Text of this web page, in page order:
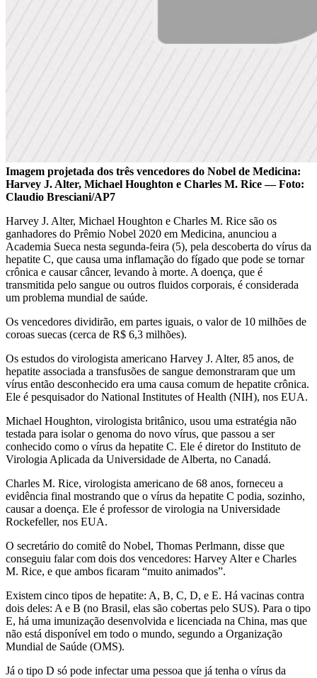
Imagem projetada dos três vencedores do Nobel de Medicina:
Harvey J. Alter, Michael Houghton e Charles M. Rice — Foto:
Claudio Bresciani/AP7
Harvey J. Alter, Michael Houghton e Charles M. Rice são os
ganhadores do Prêmio Nobel 2020 em Medicina, anunciou a
Academia Sueca nesta segunda-feira (5), pela descoberta do vírus da
hepatite C, que causa uma inflamação do fígado que pode se tornar
crônica e causar câncer, levando à morte. A doença, que é
transmitida pelo sangue ou outros fluidos corporais, é considerada
um problema mundial de saúde.
Os vencedores dividirão, em partes iguais, o valor de 10 milhões de
coroas suecas (cerca de R$ 6,3 milhões).
Os estudos do virologista americano Harvey J. Alter, 85 anos, de
hepatite associada a transfusões de sangue demonstraram que um
vírus então desconhecido era uma causa comum de hepatite crônica.
Ele é pesquisador do National Institutes of Health (NIH), nos EUA.
Michael Houghton, virologista britânico, usou uma estratégia não
testada para isolar o genoma do novo vírus, que passou a ser
conhecido como o vírus da hepatite C. Ele é diretor do Instituto de
Virologia Aplicada da Universidade de Alberta, no Canadá.
Charles M. Rice, virologista americano de 68 anos, forneceu a
evidência final mostrando que o vírus da hepatite C podia, sozinho,
causar a doença. Ele é professor de virologia na Universidade
Rockefeller, nos EUA.
O secretário do comitê do Nobel, Thomas Perlmann, disse que
conseguiu falar com dois dos vencedores: Harvey Alter e Charles
M. Rice, e que ambos ficaram “muito animados”.
Existem cinco tipos de hepatite: A, B, C, D, e E. Há vacinas contra
dois deles: A e B (no Brasil, elas são cobertas pelo SUS). Para o tipo
E, há uma imunização desenvolvida e licenciada na China, mas que
não está disponível em todo o mundo, segundo a Organização
Mundial de Saúde (OMS).
Já o tipo D só pode infectar uma pessoa que já tenha o vírus da